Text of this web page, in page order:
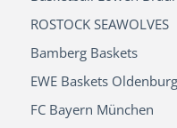
ROSTOCK SEAWOLVES
Bamberg Baskets
EWE Baskets Oldenburg
FC Bayern München